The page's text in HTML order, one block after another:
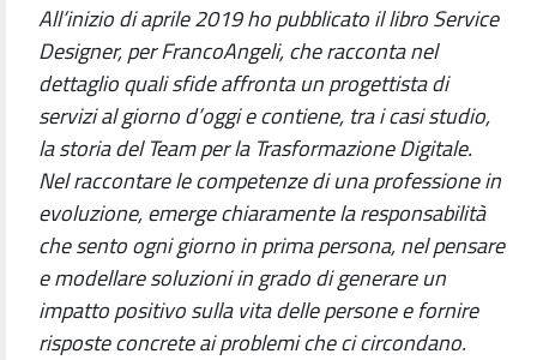
All’inizio di aprile 2019 ho pubblicato il libro Service
Designer, per FrancoAngeli, che racconta nel
dettaglio quali sfide affronta un progettista di
servizi al giorno d’oggi e contiene, tra i casi studio,
la storia del Team per la Trasformazione Digitale.
Nel raccontare le competenze di una professione in
evoluzione, emerge chiaramente la responsabilità
che sento ogni giorno in prima persona, nel pensare
e modellare soluzioni in grado di generare un
impatto positivo sulla vita delle persone e fornire
risposte concrete ai problemi che ci circondano.